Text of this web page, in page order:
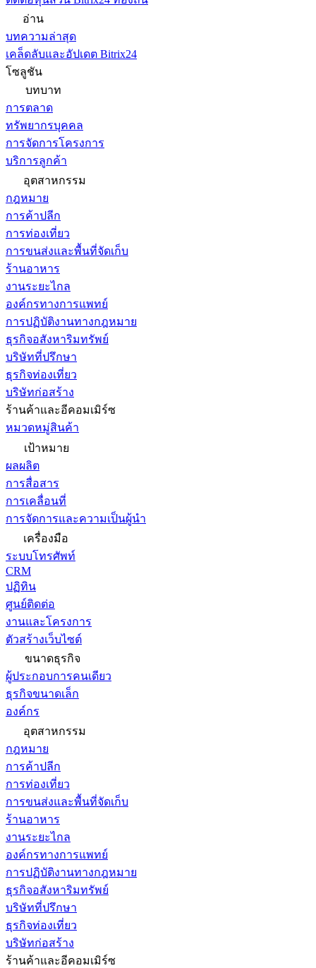
อ่าน
บทความล่าสุด
เคล็ดลับและอัปเดต Bitrix24
โซลูชัน
บทบาท
การตลาด
ทรัพยากรบุคคล
การจัดการโครงการ
บริการลูกค้า
อุตสาหกรรม
กฎหมาย
การค้าปลีก
การท่องเที่ยว
การขนส่งและพื้นที่จัดเก็บ
ร้านอาหาร
งานระยะไกล
องค์กรทางการแพทย์
การปฏิบัติงานทางกฎหมาย
ธุรกิจอสังหาริมทรัพย์
บริษัทที่ปรึกษา
ธุรกิจท่องเที่ยว
บริษัทก่อสร้าง
ร้านค้าและอีคอมเมิร์ซ
หมวดหมู่สินค้า
เป้าหมาย
ผลผลิต
การสื่อสาร
การเคลื่อนที่
การจัดการและความเป็นผู้นำ
เครื่องมือ
ระบบโทรศัพท์
CRM
ปฏิทิน
ศูนย์ติดต่อ
งานและโครงการ
ตัวสร้างเว็บไซต์
ขนาดธุรกิจ
ผู้ประกอบการคนเดียว
ธุรกิจขนาดเล็ก
องค์กร
อุตสาหกรรม
กฎหมาย
การค้าปลีก
การท่องเที่ยว
การขนส่งและพื้นที่จัดเก็บ
ร้านอาหาร
งานระยะไกล
องค์กรทางการแพทย์
การปฏิบัติงานทางกฎหมาย
ธุรกิจอสังหาริมทรัพย์
บริษัทที่ปรึกษา
ธุรกิจท่องเที่ยว
บริษัทก่อสร้าง
ร้านค้าและอีคอมเมิร์ซ